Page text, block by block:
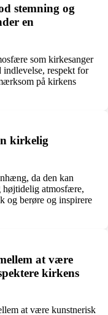
stemning og
en
som kirkesanger
indlevelse, respekt for
på kirkens
kirkelig
da den kan
højtidelig atmosfære,
og berøre og inspirere
at være
kirkens
at være kunstnerisk